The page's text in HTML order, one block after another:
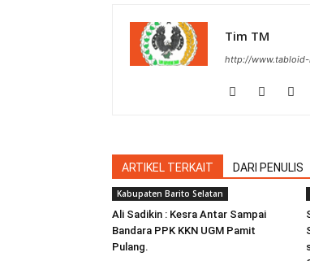
Tim TM
http://www.tabloid-
ARTIKEL TERKAIT DARI PENULIS
Kabupaten Barito Selatan
Ali Sadikin : Kesra Antar Sampai
Bandara PPK KKN UGM Pamit
Pulang.